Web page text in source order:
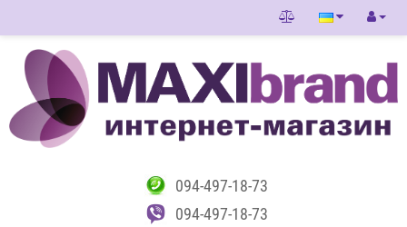
094-497-18-73
094-497-18-73